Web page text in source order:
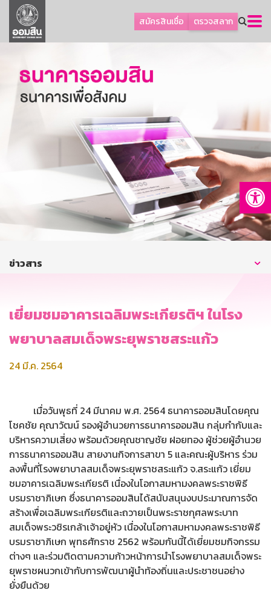
สมัครสินเชื่อ ตรวจสลาก
ลูกค้าธุรกิจ
ลูกค้าผู้ประกอบรายย่อย
ออมเพื่อสุข
เกี่ยวกับธนาคาร
การพัฒนาที่ยั่งยืน
บริการทางการเงิน
ติดต่อเรา
บริการออนไลน์
ข่าวสาร
เยี่ยมชมอาคารเฉลิมพระเกียรติฯ ในโรง
พยาบาลสมเด็จพระยุพราชสระแก้ว
24 มี.ค. 2564
เมื่อวันพุธที่ 24 มีนาคม พ.ศ. 2564 ธนาคารออมสินโดยคุณ
โชคชัย คุณาวัฒน์ รองผู้อำนวยการธนาคารออมสิน กลุ่มกำกับและ
บริหารความเสี่ยง พร้อมด้วยคุณชาญชัย ฝอยทอง ผู้ช่วยผู้อำนวย
การธนาคารออมสิน สายงานกิจการสาขา 5 และคณะผู้บริหาร ร่วม
ลงพื้นที่โรงพยาบาลสมเด็จพระยุพราชสระแก้ว จ.สระแก้ว เยี่ยม
ชมอาคารเฉลิมพระเกียรติ เนื่องในโอกาสมหามงคลพระราชพิธี
บรมราชาภิเษก ซึ่งธนาคารออมสินได้สนับสนุนงบประมาณการจัด
สร้างเพื่อเฉลิมพระเกียรติและถวายเป็นพระราชกุศลพระบาท
สมเด็จพระวชิรเกล้าเจ้าอยู่หัว เนื่องในโอกาสมหามงคลพระราชพิธี
บรมราชาภิเษก พุทธศักราช 2562 พร้อมกันนี้ได้เยี่ยมชมกิจกรรม
ต่างๆ และร่วมติดตามความก้าวหน้าการนำโรงพยาบาลสมเด็จพระ
ยุพราชผนวกเข้ากับการพัฒนาผู้นำท้องถิ่นและประชาชนอย่าง
ยั่งยืนด้วย